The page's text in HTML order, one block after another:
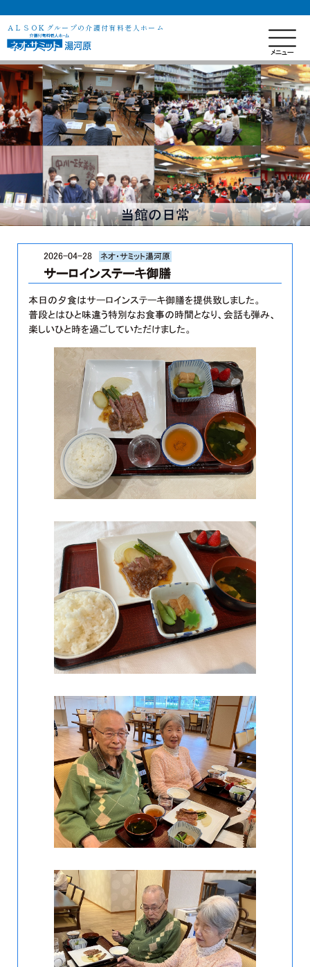
ＡＬＳＯＫグループの介護付有料老人ホーム
当館の日常
2026-04-28 ネオ・サミット湯河原
サーロインステーキ御膳
本日の夕食はサーロインステーキ御膳を提供致しました。
普段とはひと味違う特別なお食事の時間となり、会話も弾み、
楽しいひと時を過ごしていただけました。